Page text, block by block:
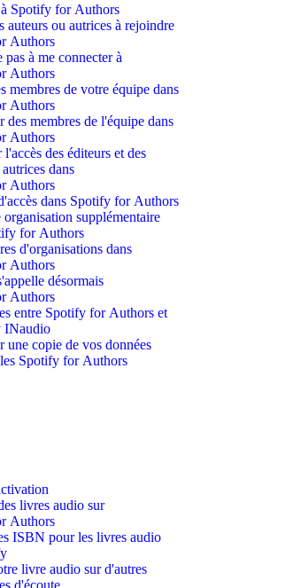
Spotify for Authors
auteurs ou autrices à rejoindre
Authors
pas à me connecter à
Authors
membres de votre équipe dans
Authors
des membres de l'équipe dans
Authors
des éditeurs et des
dans
Authors
dans Spotify for Authors
organisation supplémentaire
for Authors
d'organisations dans
Authors
désormais
Authors
entre Spotify for Authors et
INaudio
une copie de vos données
Spotify for Authors
livres audio sur
Authors
ISBN pour les livres audio
livre audio sur d'autres
d'écoute